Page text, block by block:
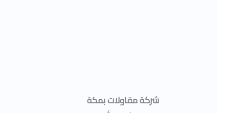
شركة مقاولات بمكة